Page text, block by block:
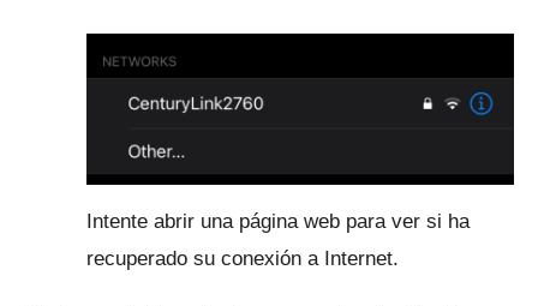
Intente abrir una página web para ver si ha
recuperado su conexión a Internet.